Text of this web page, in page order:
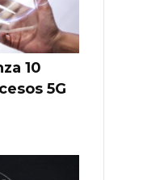
10
5G